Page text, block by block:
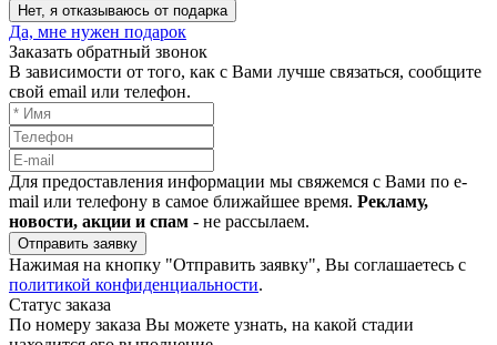
Нет, я отказываюсь от подарка
Да, мне нужен подарок
Заказать обратный звонок
В зависимости от того, как с Вами лучше связаться, сообщите
свой email или телефон.
Для предоставления информации мы свяжемся с Вами по e-
mail или телефону в самое ближайшее время. Рекламу,
новости, акции и спам - не рассылаем.
Отправить заявку
Нажимая на кнопку "Отправить заявку", Вы соглашаетесь с
политикой конфиденциальности.
Статус заказа
По номеру заказа Вы можете узнать, на какой стадии